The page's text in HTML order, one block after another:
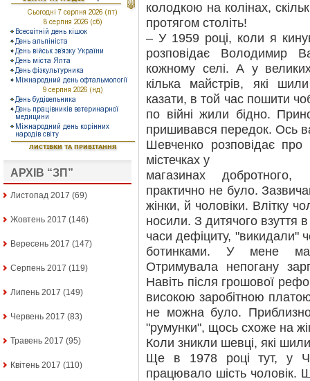
АРХІВ “ЗП”
Листопад 2017 (69)
Жовтень 2017 (146)
Вересень 2017 (147)
Серпень 2017 (119)
Липень 2017 (149)
Червень 2017 (83)
Травень 2017 (95)
Квітень 2017 (110)
колодкою на колінах,
протягом століть!
– У 1959 році, коли я
розповідає Володимир
кожному селі. А у
кілька майстрів, які
казати, в той час пошити
по війні жили бідно.
пришивався передок. Ось
Шевченко розповідає
містечках у
магазинах добротного,
практично не було.
жінки, й чоловіки. Влітку
носили. З дитячого взуття
часи дефіциту, "викидали"
ботинками. У мене
Отримувала непогану
Навіть після грошової
високою заробітною
не можна було.
"румунки", щось схоже на
Коли зникли шевці, які
Ще в 1978 році тут, у
працювало шість чоловік.